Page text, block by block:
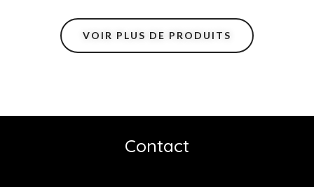
VOIR PLUS DE PRODUITS
Contact